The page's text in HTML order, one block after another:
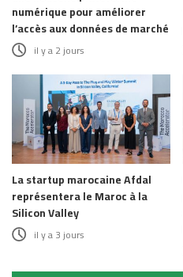
numérique pour améliorer
l’accès aux données de marché
il y a 2 jours
La startup marocaine Afdal
représentera le Maroc à la
Silicon Valley
il y a 3 jours